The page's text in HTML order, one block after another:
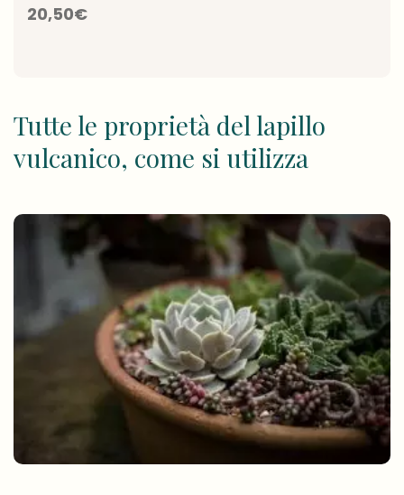
20,50€
Tutte le proprietà del lapillo
vulcanico, come si utilizza